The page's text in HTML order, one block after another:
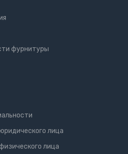
фурнитуры
лица
лица